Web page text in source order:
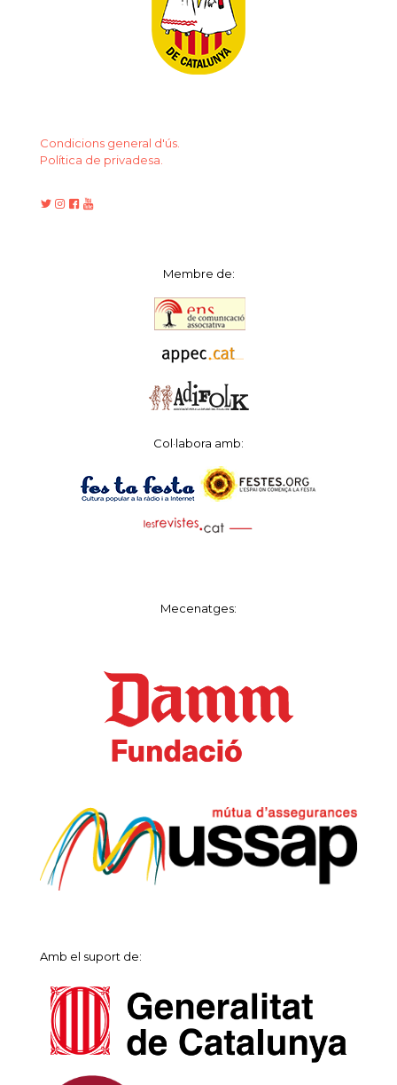
Condicions general d'ús.
Política de privadesa.
Membre de:
Col·labora amb:
Mecenatges:
Amb el suport de: